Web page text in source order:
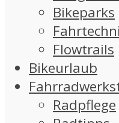
Bikeparks
Flowtrails
Bikeurlaub
Radpflege